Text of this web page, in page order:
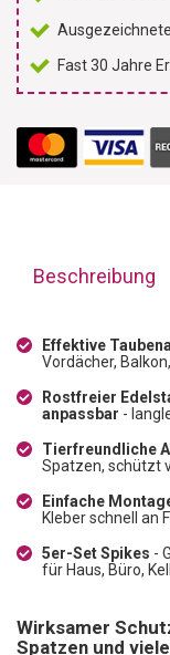
Fast 30 Jahre
Beschreibung
Effektive
Vordächer,
Rostfreier
anpassbar -
Tierfreundliche
Spatzen, schützt
Einfache
Kleber schnell an
5er-Set Spikes -
für Haus, Büro,
Wirksamer
Spatzen und